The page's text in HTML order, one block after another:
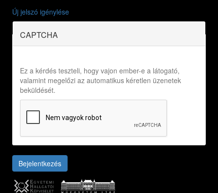
Új jelszó igénylése
CAPTCHA
Ez a kérdés teszteli, hogy vajon ember-e a látogató,
valamint megelőzi az automatikus kéretlen üzenetek
beküldését.
Bejelentkezés